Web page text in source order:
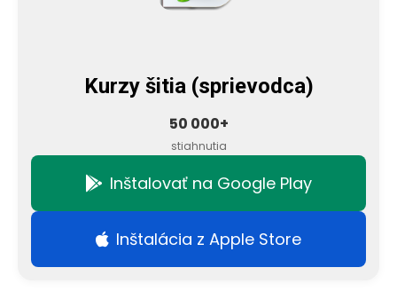
Kurzy šitia (sprievodca)
50 000+
stiahnutia
Inštalovať na Google Play
Inštalácia z Apple Store